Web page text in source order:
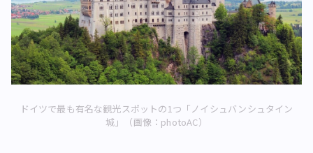
ドイツで最も有名な観光スポットの1つ「ノイシュバンシュタイン
城」（画像：photoAC）